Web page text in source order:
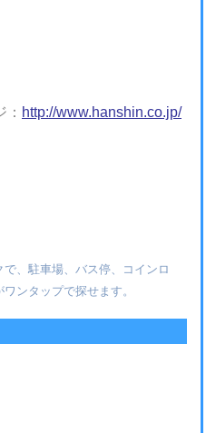
http://www.hanshin.co.jp/
、駐車場、バス停、コインロ
ンタップで探せます。